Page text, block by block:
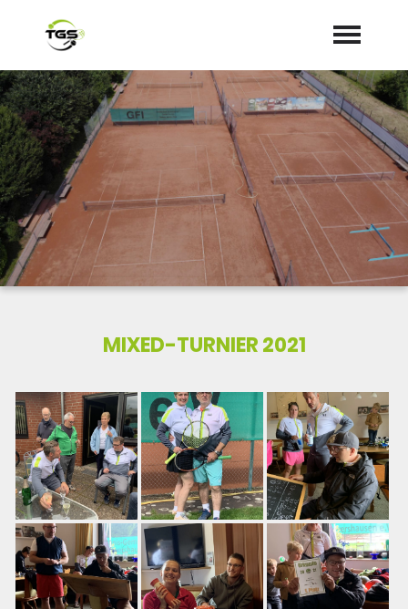
Startseite
Aktuelles
Termine
Dokumente/Mitgliedsantrag
MIXED-TURNIER 2021